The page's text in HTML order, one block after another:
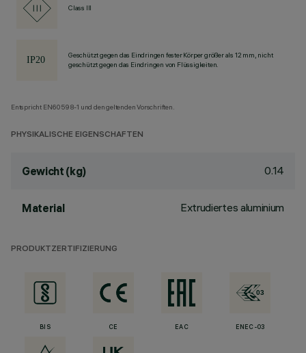
Class III
Geschützt gegen das Eindringen fester Körper größer als 12 mm, nicht
geschützt gegen das Eindringen von Flüssigkeiten.
Entspricht EN60598-1 und den geltenden Vorschriften.
PHYSIKALISCHE EIGENSCHAFTEN
Gewicht (kg) 0.14
Material Extrudiertes aluminium
PRODUKTZERTIFIZIERUNG
BIS CE EAC ENEC-03